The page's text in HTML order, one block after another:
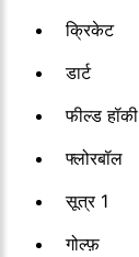
क्रिकेट
डार्ट
फील्ड हॉकी
फ्लोरबॉल
सूत्र 1
गोल्फ़